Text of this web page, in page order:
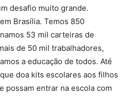
desafio muito grande.
Brasília. Temos 850
53 mil carteiras de
de 50 mil trabalhadores,
a educação de todos. Até
doa kits escolares aos filhos
possam entrar na escola com